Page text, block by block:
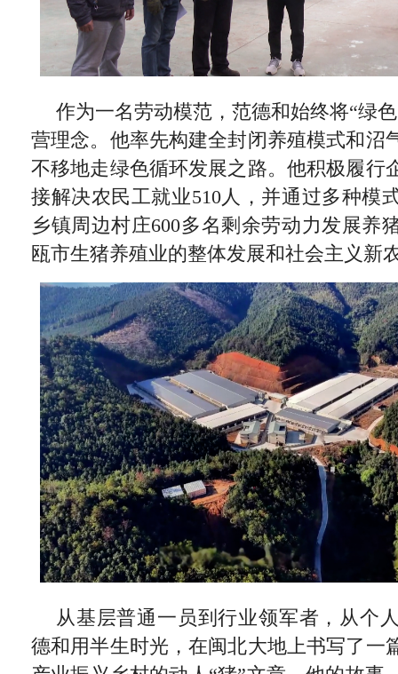
作为一名劳动模范，范德和始终将“绿
营理念。他率先构建全封闭养殖模式和沼
不移地走绿色循环发展之路。他积极履行
接解决农民工就业510人，并通过多种模
乡镇周边村庄600多名剩余劳动力发展养
瓯市生猪养殖业的整体发展和社会主义新
从基层普通一员到行业领军者，从个
德和用半生时光，在闽北大地上书写了一